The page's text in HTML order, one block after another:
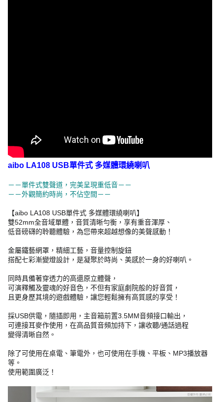
aibo LA108 USB單件式 多媒體環繞喇叭
－－單件式雙聲道，完美呈現重低音－－
－－外觀簡約時尚，不佔空間－－
【aibo LA108 USB單件式 多媒體環繞喇叭】
雙52mm全音域單體，音質清晰勻衡，享有重音渾厚、
低音磅礴的聆聽體驗，為您帶來超越想像的美聲感動！
金屬鐵藝網罩，精細工藝，音量控制旋鈕
搭配七彩漸變燈設計，是凝聚於時尚、美感於一身的好喇叭。
同時具備著穿透力的高還原立體聲，
可演釋觸及靈魂的好音色，不但有家庭劇院般的好音質，
且更身歷其境的遊戲體驗，讓您輕鬆擁有高質感的享受！
採USB供電，隨插即用，主音箱前置3.5MM音頻接口輸出，
可連接耳麥作使用，在高品質音頻加持下，讓收聽/通話過程
變得清晰自然。
除了可使用在桌電、筆電外，也可使用在手機、平板、MP3播放器
等。
使用範圍廣泛！